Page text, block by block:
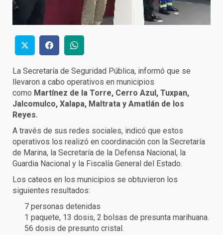
La Secretaría de Seguridad Pública, informó que se
llevaron a cabo operativos en municipios
como Martínez de la Torre, Cerro Azul, Tuxpan,
Jalcomulco, Xalapa, Maltrata y Amatlán de los
Reyes.
A través de sus redes sociales, indicó que estos
operativos los realizó en coordinación con la Secretaría
de Marina, la Secretaría de la Defensa Nacional, la
Guardia Nacional y la Fiscalía General del Estado.
Los cateos en los municipios se obtuvieron los
siguientes resultados:
7 personas detenidas
1 paquete, 13 dosis, 2 bolsas de presunta marihuana.
56 dosis de presunto cristal.